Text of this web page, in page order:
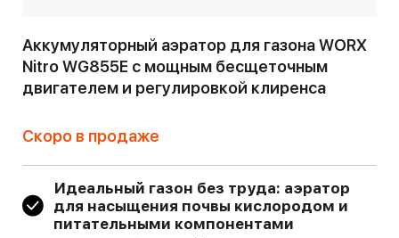
Аккумуляторный аэратор для газона WORX
Nitro WG855E с мощным бесщеточным
двигателем и регулировкой клиренса
Скоро в продаже
Идеальный газон без труда: аэратор
для насыщения почвы кислородом и
питательными компонентами